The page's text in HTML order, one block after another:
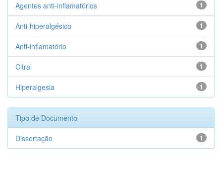
1
Agentes anti-inflamatórios
1
Anti-hiperalgésico
1
Anti-inflamatório
1
Citral
1
Hiperalgesia
Tipo de Documento
1
Dissertação